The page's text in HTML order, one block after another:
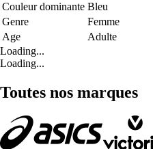
Couleur dominante Bleu
Genre
Femme
Age
Adulte
Loading...
Loading...
Toutes nos marques